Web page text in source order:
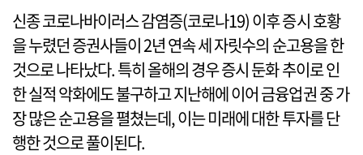
신종 코로나바이러스 감염증(코로나19) 이후 증시 호황
을 누렸던 증권사들이 2년 연속 세 자릿수의 순고용을 한
것으로 나타났다. 특히 올해의 경우 증시 둔화 추이로 인
한 실적 악화에도 불구하고 지난해에 이어 금융업권 중 가
장 많은 순고용을 펼쳤는데, 이는 미래에 대한 투자를 단
행한 것으로 풀이된다.